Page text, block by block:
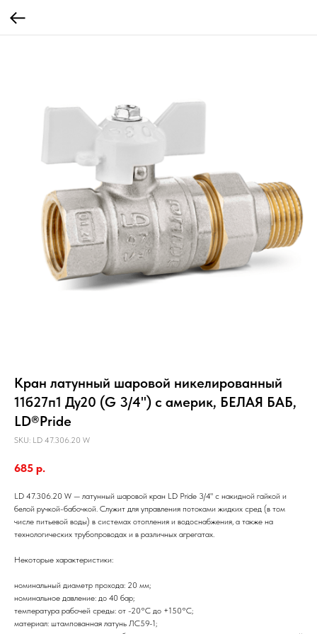
Кран латунный шаровой никелированный
11б27п1 Ду20 (G 3/4") с америк, БЕЛАЯ БАБ,
LD®Pride
SKU: LD 47.306.20 W
685 р.
LD 47.306.20 W — латунный шаровой кран LD Pride 3/4" с накидной гайкой и
белой ручкой-бабочкой. Служит для управления потоками жидких сред (в том
числе питьевой воды) в системах отопления и водоснабжения, а также на
технологических трубопроводах и в различных агрегатах.
Некоторые характеристики:
номинальный диаметр прохода: 20 мм;
номинальное давление: до 40 бар;
температура рабочей среды: от -20°C до +150°C;
материал: штампованная латунь ЛС59-1;